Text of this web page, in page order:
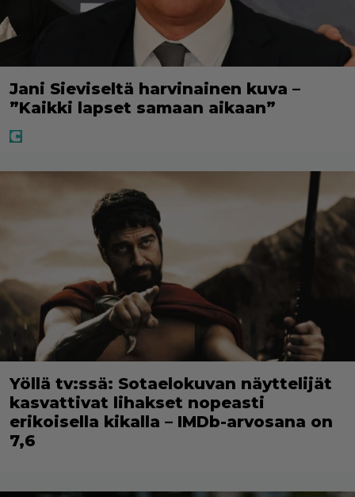
Jani Sieviseltä harvinainen kuva –
”Kaikki lapset samaan aikaan”
Yöllä tv:ssä: Sotaelokuvan näyttelijät
kasvattivat lihakset nopeasti
erikoisella kikalla – IMDb-arvosana on
7,6